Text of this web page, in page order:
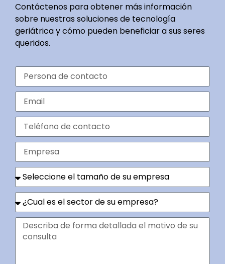
Contáctenos para obtener más información
sobre nuestras soluciones de tecnología
geriátrica y cómo pueden beneficiar a sus seres
queridos.